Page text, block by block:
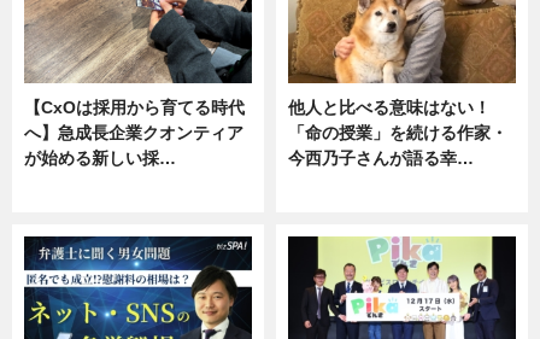
【CxOは採用から育てる時代
へ】急成長企業クオンティア
が始める新しい採…
他人と比べる意味はない！
「命の授業」を続ける作家・
今西乃子さんが語る幸…